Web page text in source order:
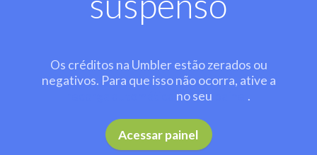
Os créditos na Umbler estão zerados ou
negativos. Para que isso não ocorra, ative a
no seu .
Acessar painel